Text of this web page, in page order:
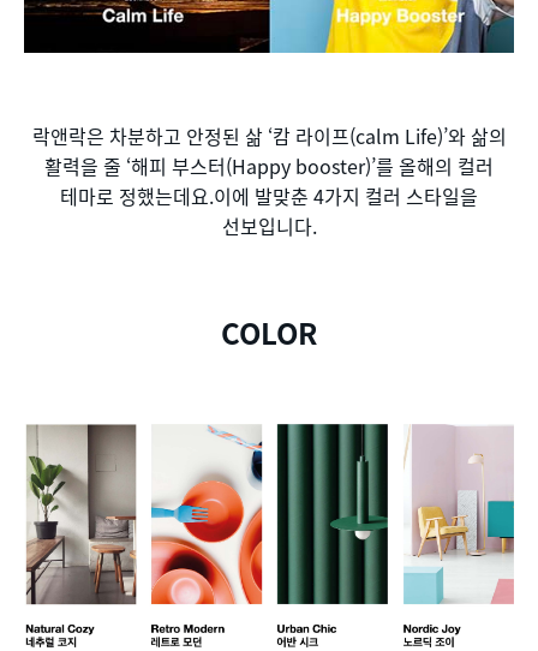
락앤락은 차분하고 안정된 삶 ‘캄 라이프(calm Life)’와 삶의
활력을 줄 ‘해피 부스터(Happy booster)’를 올해의 컬러
테마로 정했는데요.이에 발맞춘 4가지 컬러 스타일을
선보입니다.
COLOR